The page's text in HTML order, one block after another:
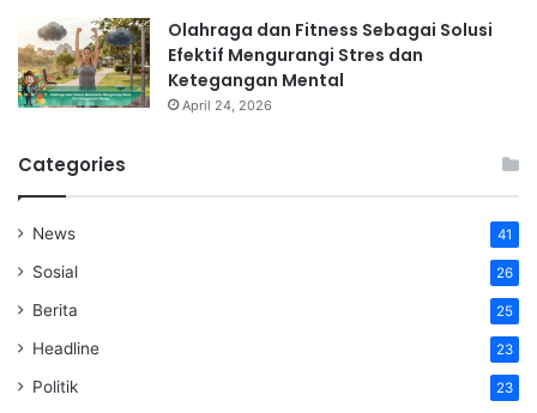
Olahraga dan Fitness Sebagai Solusi
Efektif Mengurangi Stres dan
Ketegangan Mental
April 24, 2026
Categories
News 41
Sosial 26
Berita 25
Headline 23
Politik 23